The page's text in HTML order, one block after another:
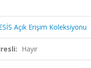
Açık Erişim Koleksiyonu
Hayır